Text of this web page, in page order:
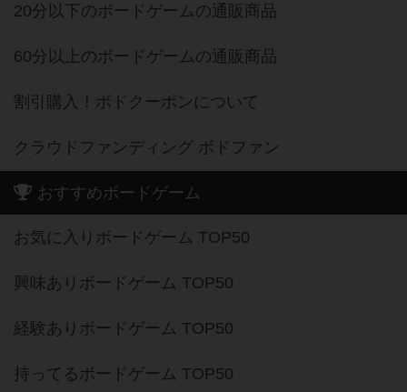
20分以下のボードゲームの通販商品
60分以上のボードゲームの通販商品
割引購入！ボドクーポンについて
クラウドファンディング ボドファン
おすすめボードゲーム
お気に入りボードゲーム TOP50
興味ありボードゲーム TOP50
経験ありボードゲーム TOP50
持ってるボードゲーム TOP50